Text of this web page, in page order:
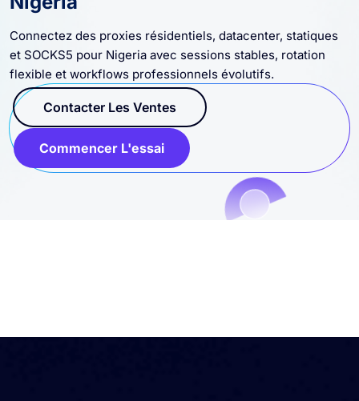
Nigeria
Connectez des proxies résidentiels, datacenter, statiques
et SOCKS5 pour Nigeria avec sessions stables, rotation
flexible et workflows professionnels évolutifs.
Contacter Les Ventes
Commencer L'essai